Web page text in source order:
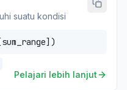
suatu kondisi
Pelajari lebih lanjut